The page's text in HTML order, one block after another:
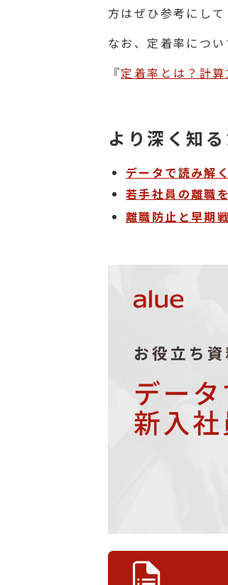
方はぜひ参考にして
なお、定着率につ
『定着率とは？計
より深く知
データで読み解
若手社員の離職
離職防止と早期